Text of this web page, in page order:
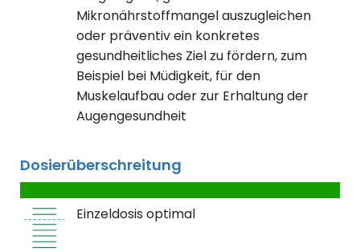
Mikronährstoffmangel auszugleichen
oder präventiv ein konkretes
gesundheitliches Ziel zu fördern, zum
Beispiel bei Müdigkeit, für den
Muskelaufbau oder zur Erhaltung der
Augengesundheit
Dosierüberschreitung
Einzeldosis optimal